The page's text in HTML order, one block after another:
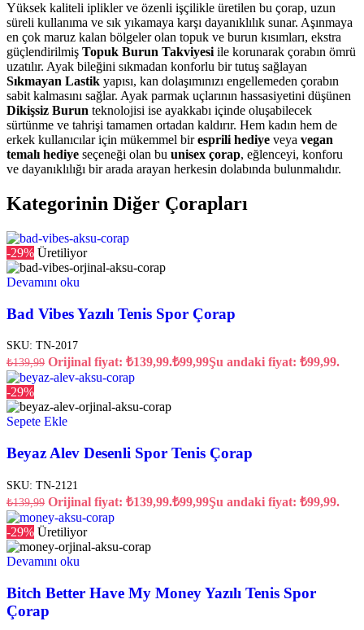
Yüksek kaliteli iplikler ve özenli işçilikle üretilen bu çorap, uzun
süreli kullanıma ve sık yıkamaya karşı dayanıklılık sunar. Aşınmaya
en çok maruz kalan bölgeler olan topuk ve burun kısımları, ekstra
güçlendirilmiş Topuk Burun Takviyesi ile korunarak çorabın ömrü
uzatılır. Ayak bileğini sıkmadan konforlu bir tutuş sağlayan
Sıkmayan Lastik yapısı, kan dolaşımınızı engellemeden çorabın
sabit kalmasını sağlar. Ayak parmak uçlarının hassasiyetini düşünen
Dikişsiz Burun teknolojisi ise ayakkabı içinde oluşabilecek
sürtünme ve tahrişi tamamen ortadan kaldırır. Hem kadın hem de
erkek kullanıcılar için mükemmel biresprili hediye veya vegan
temalı hediye seçeneği olan bu unisex çorap, eğlenceyi, konforu
ve dayanıklılığı bir arada arayan herkesin dolabında bulunmalıdır.
Kategorinin Diğer Çorapları
-29% Üretiliyor
Devamını oku
Bad Vibes Yazılı Tenis Spor Çorap
SKU: TN-2017
₺139,99 Orijinal fiyat: ₺139,99.₺99,99Şu andaki fiyat: ₺99,99.
-29%
Sepete Ekle
Beyaz Alev Desenli Spor Tenis Çorap
SKU: TN-2121
₺139,99 Orijinal fiyat: ₺139,99.₺99,99Şu andaki fiyat: ₺99,99.
-29% Üretiliyor
Devamını oku
Bitch Better Have My Money Yazılı Tenis Spor
Çorap